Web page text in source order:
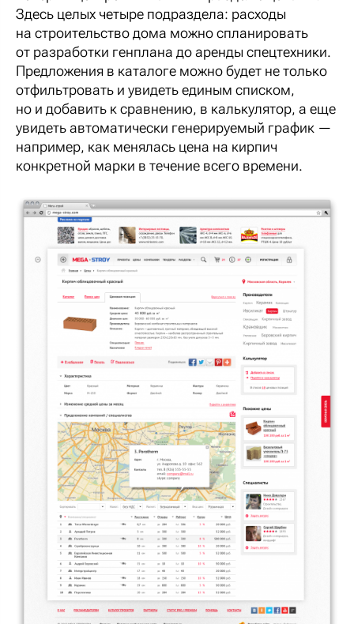
Здесь целых четыре подраздела: расходы
на строительство дома можно спланировать
от разработки генплана до аренды спецтехники.
Предложения в каталоге можно будет не только
отфильтровать и увидеть единым списком,
но и добавить к сравнению, в калькулятор, а еще
увидеть автоматически генерируемый график —
например, как менялась цена на кирпич
конкретной марки в течение всего времени.